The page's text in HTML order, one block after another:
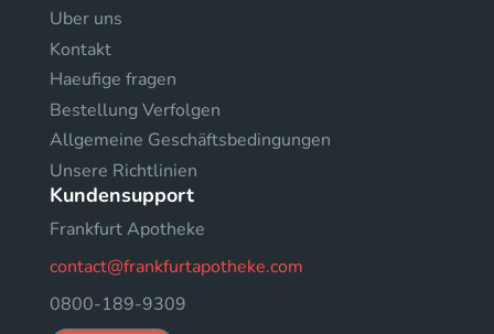
Uber uns
Kontakt
Haeufige fragen
Bestellung Verfolgen
Allgemeine Geschäftsbedingungen
Unsere Richtlinien
Kundensupport
Frankfurt Apotheke
contact@frankfurtapotheke.com
0800-189-9309